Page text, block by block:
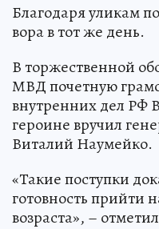
Благодаря уликам
вора в тот же день.
В торжественной
МВД почетную
внутренних дел РФ
героине вручил
Виталий Наумейко.
«Такие поступки
готовность прийти
возраста», –